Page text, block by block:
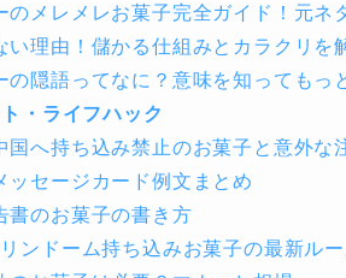
のメレメレお菓子完全ガイド！元ネ
い理由！儲かる仕組みとカラクリを
の隠語ってなに？意味を知ってもっ
・ライフハック
国へ持ち込み禁止のお菓子と意外な
ッセージカード例文まとめ
書のお菓子の書き方
ンドーム持ち込みお菓子の最新ル